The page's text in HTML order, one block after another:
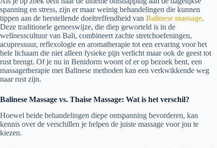
spanning en stress, zijn er maar weinig behandelingen die kunnen
tippen aan de herstellende doeltreffendheid van Balinese massage.
Deze traditionele geneeswijze, die diep geworteld is in de
wellnesscultuur van Bali, combineert zachte stretchoefeningen,
acupressuur, reflexologie en aromatherapie tot een ervaring voor het
hele lichaam die niet alleen fysieke pijn verlicht maar ook de geest tot
rust brengt. Of je nu in Benidorm woont of er op bezoek bent, een
massagetherapie met Balinese methoden kan een verkwikkende weg
naar rust zijn.
Balinese Massage vs. Thaise Massage: Wat is het verschil?
Hoewel beide behandelingen diepe ontspanning bevorderen, kan
kennis over de verschillen je helpen de juiste massage voor jou te
kiezen.